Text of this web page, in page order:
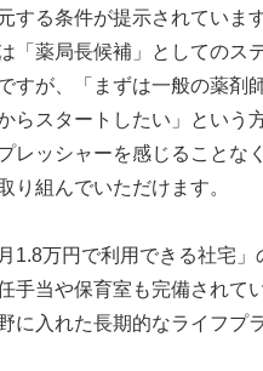
する条件が提示されています
「薬局長候補」としてのス
すが、「まずは一般の薬剤
らスタートしたい」という
レッシャーを感じることな
り組んでいただけます。
1.8万円で利用できる社宅」
手当や保育室も完備されて
に入れた長期的なライフプ